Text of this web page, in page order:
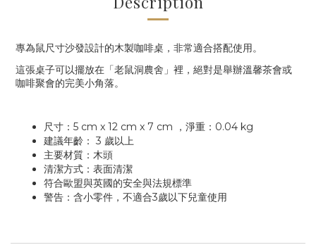
專為鼠尺寸沙發設計的木製咖啡桌，非常適合搭配使用。
這張桌子可以擺放在「老鼠洞農舍」裡，絕對是舉辦溫馨茶會或
咖啡聚會的完美小角落。
尺寸： 5 cm x 12 cm x 7 cm ，淨重： 0.04 kg
建議年齡： 3 歲以上
主要材質：木頭
清潔方式：表面清潔
符合歐盟與英國的安全與法規標準
警告：含小零件，不適合3歲以下兒童使用